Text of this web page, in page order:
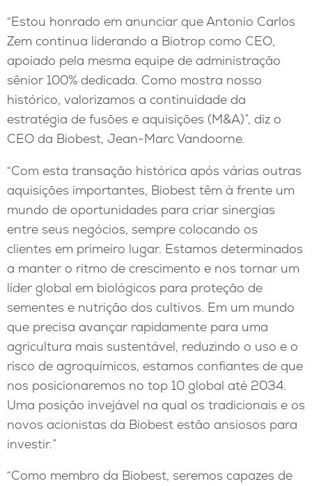
“Estou honrado em anunciar que Antonio Carlos
Zem continua liderando a Biotrop como CEO,
apoiado pela mesma equipe de administração
sênior 100% dedicada. Como mostra nosso
histórico, valorizamos a continuidade da
estratégia de fusões e aquisições (M&A)”, diz o
CEO da Biobest, Jean-Marc Vandoorne.
“Com esta transação histórica após várias outras
aquisições importantes, Biobest têm à frente um
mundo de oportunidades para criar sinergias
entre seus negócios, sempre colocando os
clientes em primeiro lugar. Estamos determinados
a manter o ritmo de crescimento e nos tornar um
líder global em biológicos para proteção de
sementes e nutrição dos cultivos. Em um mundo
que precisa avançar rapidamente para uma
agricultura mais sustentável, reduzindo o uso e o
risco de agroquímicos, estamos confiantes de que
nos posicionaremos no top 10 global até 2034.
Uma posição invejável na qual os tradicionais e os
novos acionistas da Biobest estão ansiosos para
investir.”
“Como membro da Biobest, seremos capazes de